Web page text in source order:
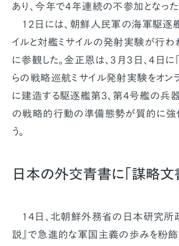
あり、今年で4年連続の不参加となった
12日には、朝鮮人民軍の海軍駆逐艦
イルと対艦ミサイルの発射実験が行
に参観した。金正恩は、3月3日、4日
らの戦略巡航ミサイル発射実験をオン
に建造する駆逐艦第3、第4号艦の兵
の戦略的行動の準備態勢が質的に強
う。
日本の外交青書に「謀略文
14日、北朝鮮外務省の日本研究所
説』で急進的な軍国主義の歩みを粉